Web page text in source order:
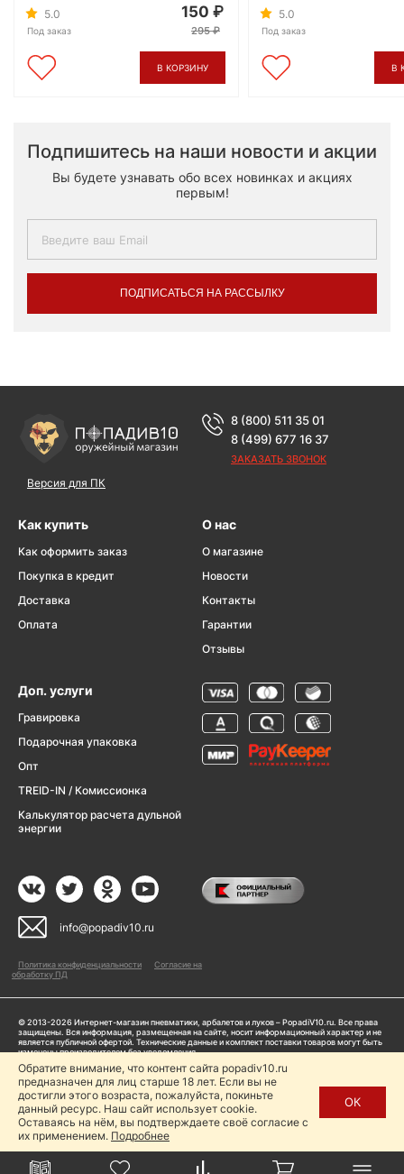
5.0
Под заказ
150
295
В КОРЗИНУ
5.0
Под заказ
В
Подпишитесь на наши новости и акции
Вы будете узнавать обо всех новинках и акциях
первым!
ПОДПИСАТЬСЯ НА РАССЫЛКУ
Версия для ПК
8 (800) 511 35 01
8 (499) 677 16 37
ЗАКАЗАТЬ ЗВОНОК
Как купить
Как оформить заказ
Покупка в кредит
Доставка
Оплата
О нас
О магазине
Новости
Контакты
Гарантии
Отзывы
Доп. услуги
Гравировка
Подарочная упаковка
Опт
TREID-IN / Комиссионка
Калькулятор расчета дульной
энергии
info@popadiv10.ru
Политика конфиденциальности
Согласие на
обработку ПД
© 2013-2026 Интернет-магазин пневматики, арбалетов и луков – PopadiV10.ru. Все права
защищены. Вся информация, размещенная на сайте, носит информационный характер и не
является публичной офертой. Технические данные и комплект поставки товаров могут быть
изменены производителем без уведомления
ИП Жарук Александр Сергеевич, ОГРНИП: 314504704200042
Пользуясь сайтом Popadiv10.ru, пользователь автоматически соглашается с условиями,
прописанными в
Политике конфиденциальности
Копирование любой информации (тексты, фото, видео и др.) с сайта Popadiv10 запрещено,
за исключением наличия письменного согласия администрации сайта Popadiv10.
Обратите внимание, что контент сайта popadiv10.ru
предназначен для лиц старше 18 лет. Если вы не
достигли этого возраста, пожалуйста, покиньте
данный ресурс. Наш сайт использует cookie.
Оставаясь на нём, вы подтверждаете своё согласие с
их применением. Подробнее
ОК